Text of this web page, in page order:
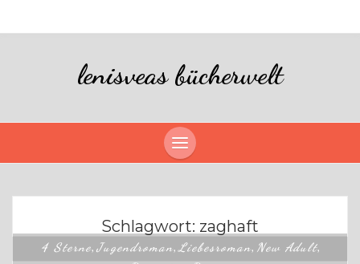
lenisveas bücherwelt
Schlagwort: zaghaft
4 Sterne, Jugendroman, Liebesroman, New Adult,